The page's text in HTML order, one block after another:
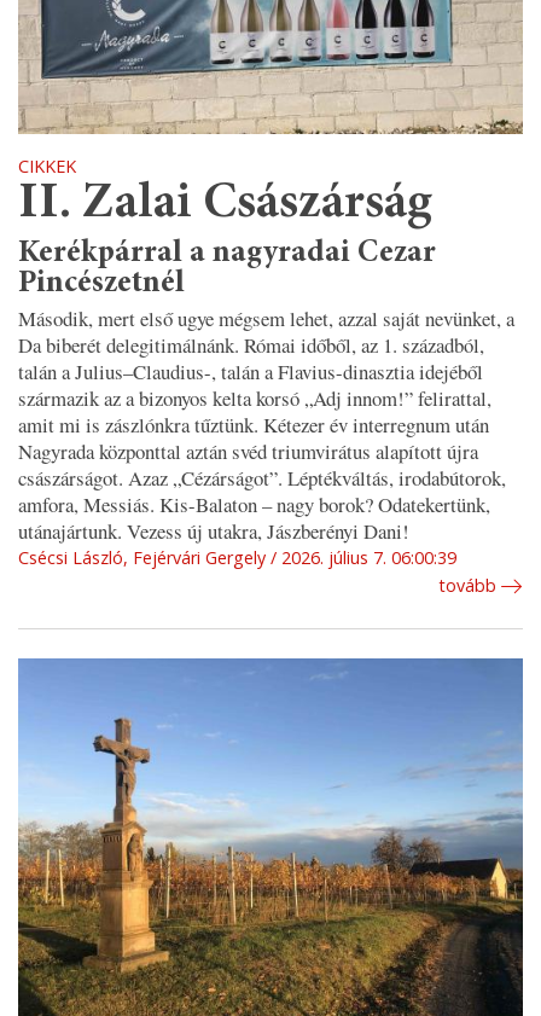
CIKKEK
II. Zalai Császárság
Kerékpárral a nagyradai Cezar
Pincészetnél
Második, mert első ugye mégsem lehet, azzal saját nevünket, a
Da biberét delegitimálnánk. Római időből, az 1. századból,
talán a Julius–Claudius-, talán a Flavius-dinasztia idejéből
származik az a bizonyos kelta korsó „Adj innom!” felirattal,
amit mi is zászlónkra tűztünk. Kétezer év interregnum után
Nagyrada központtal aztán svéd triumvirátus alapított újra
császárságot. Azaz „Cézárságot”. Léptékváltás, irodabútorok,
amfora, Messiás. Kis-Balaton – nagy borok? Odatekertünk,
utánajártunk. Vezess új utakra, Jászberényi Dani!
Csécsi László, Fejérvári Gergely
2026. július 7. 06:00:39
tovább